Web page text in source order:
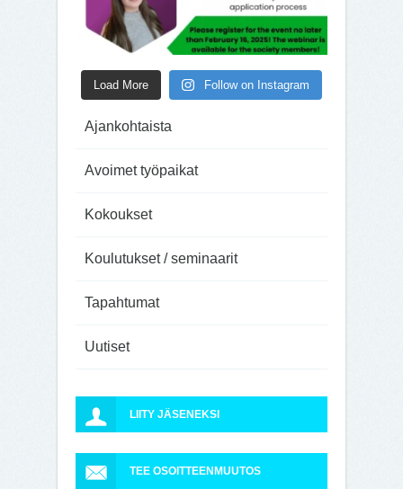
Load More Follow on Instagram
Ajankohtaista
Avoimet työpaikat
Kokoukset
Koulutukset / seminaarit
Tapahtumat
Uutiset
LIITY JÄSENEKSI
TEE OSOITTEENMUUTOS